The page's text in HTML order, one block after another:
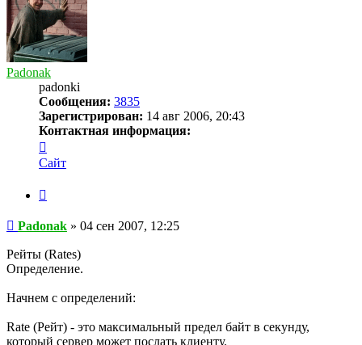
Padonak
padonki
Сообщения: 3835
Зарегистрирован: 14 авг 2006, 20:43
Контактная информация:
информация
пользователя
Сайт
Сообщение
Padonak » 04 сен 2007, 12:25
Рейты (Rates)
Определение.
Начнем с определений:
Rate (Рейт) - это максимальный предел байт в секунду,
который сервер может послать клиенту.